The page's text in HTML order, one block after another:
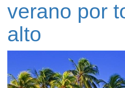
verano por
alto